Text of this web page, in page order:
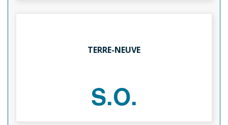
TERRE-NEUVE
S.O.